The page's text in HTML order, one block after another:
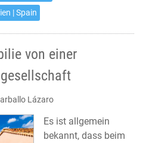
| Spain
von einer
Lázaro
Es ist allgemein
bekannt, dass beim